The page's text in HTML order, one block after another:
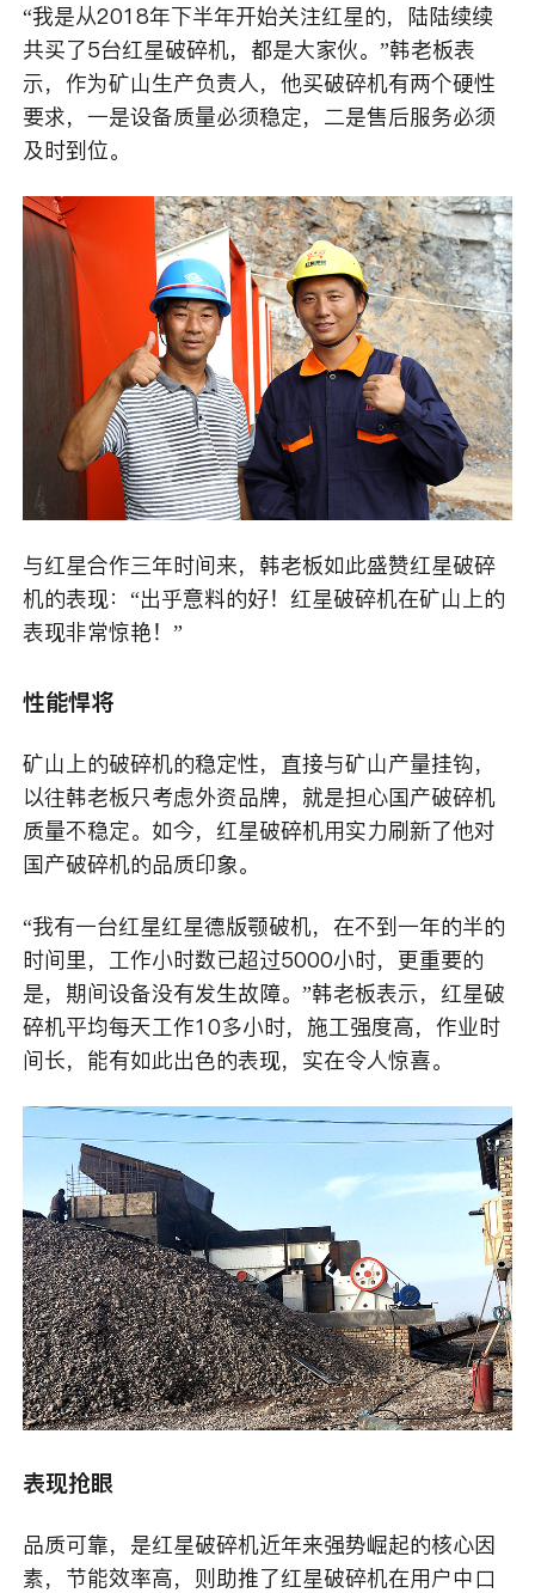
“我是从2018年下半年开始关注红星的，陆陆续续
共买了5台红星破碎机，都是大家伙。”韩老板表
示，作为矿山生产负责人，他买破碎机有两个硬性
要求，一是设备质量必须稳定，二是售后服务必须
及时到位。
与红星合作三年时间来，韩老板如此盛赞红星破碎
机的表现：“出乎意料的好！红星破碎机在矿山上的
表现非常惊艳！”
性能悍将
矿山上的破碎机的稳定性，直接与矿山产量挂钩，
以往韩老板只考虑外资品牌，就是担心国产破碎机
质量不稳定。如今，红星破碎机用实力刷新了他对
国产破碎机的品质印象。
“我有一台红星红星德版颚破机，在不到一年的半的
时间里，工作小时数已超过5000小时，更重要的
是，期间设备没有发生故障。”韩老板表示，红星破
碎机平均每天工作10多小时，施工强度高，作业时
间长，能有如此出色的表现，实在令人惊喜。
表现抢眼
品质可靠，是红星破碎机近年来强势崛起的核心因
素，节能效率高，则助推了红星破碎机在用户中口